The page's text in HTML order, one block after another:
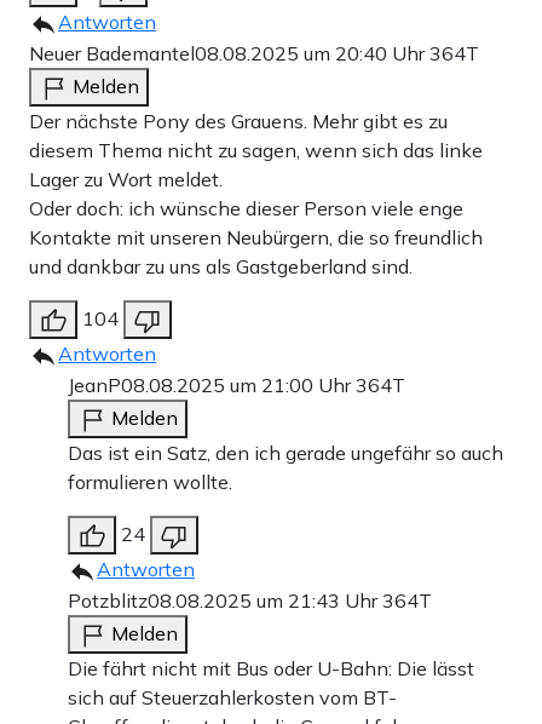
Antworten
Neuer Bademantel08.08.2025 um 20:40 Uhr364T
Melden
Der nächste Pony des Grauens. Mehr gibt es zu
diesem Thema nicht zu sagen, wenn sich das linke
Lager zu Wort meldet.
Oder doch: ich wünsche dieser Person viele enge
Kontakte mit unseren Neubürgern, die so freundlich
und dankbar zu uns als Gastgeberland sind.
104
Antworten
JeanP08.08.2025 um 21:00 Uhr364T
Melden
Das ist ein Satz, den ich gerade ungefähr so auch
formulieren wollte.
24
Antworten
Potzblitz08.08.2025 um 21:43 Uhr364T
Melden
Die fährt nicht mit Bus oder U-Bahn: Die lässt
sich auf Steuerzahlerkosten vom BT-